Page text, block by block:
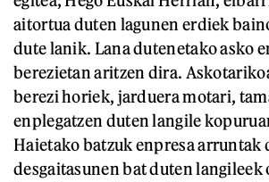
aitortua duten lagunen erdiek
dute lanik. Lana dutenetako asko
berezietan aritzen dira.
berezi horiek, jarduera motari,
enplegatzen duten langile
Haietako batzuk enpresa arruntak
desgaitasunen bat duten langileek